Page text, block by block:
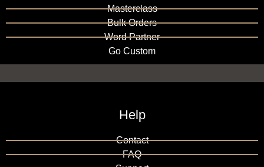
Masterclass
Bulk Orders
Word Partner
Go Custom
Help
Contact
FAQ